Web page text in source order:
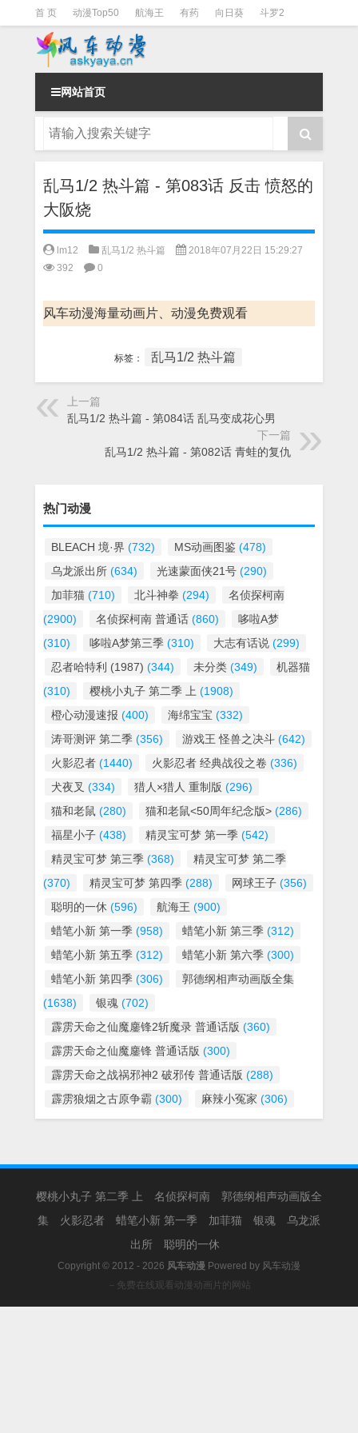
首 页 动漫Top50 航海王 有药 向日葵 斗罗2
斗罗3 火影 一拳超人
网站首页
乱马1/2 热斗篇 - 第083话 反击 愤怒的
大阪烧
lm12 乱马1/2 热斗篇
2018年07月22日 15:29:27
392
0
风车动漫海量动画片、动漫免费观看
标签： 乱马1/2 热斗篇
上一篇
乱马1/2 热斗篇 - 第084话 乱马变成花心男
下一篇
乱马1/2 热斗篇 - 第082话 青蛙的复仇
热门动漫
BLEACH 境·界 (732) MS动画图鉴 (478)
乌龙派出所 (634) 光速蒙面侠21号 (290)
加菲猫 (710) 北斗神拳 (294)
名侦探柯南
(2900)
名侦探柯南 普通话 (860)
哆啦A梦
(310)
哆啦A梦第三季 (310) 大志有话说 (299)
忍者哈特利 (1987) (344) 未分类 (349)
机器猫
(310)
樱桃小丸子 第二季 上 (1908)
橙心动漫速报 (400) 海绵宝宝 (332)
涛哥测评 第二季 (356) 游戏王 怪兽之决斗 (642)
火影忍者 (1440) 火影忍者 经典战役之卷 (336)
犬夜叉 (334) 猎人×猎人 重制版 (296)
猫和老鼠 (280) 猫和老鼠<50周年纪念版> (286)
福星小子 (438) 精灵宝可梦 第一季 (542)
精灵宝可梦 第三季 (368)
精灵宝可梦 第二季
(370)
精灵宝可梦 第四季 (288) 网球王子 (356)
聪明的一休 (596) 航海王 (900)
蜡笔小新 第一季 (958) 蜡笔小新 第三季 (312)
蜡笔小新 第五季 (312) 蜡笔小新 第六季 (300)
蜡笔小新 第四季 (306)
郭德纲相声动画版全集
(1638)
银魂 (702)
霹雳天命之仙魔鏖锋2斩魔录 普通话版 (360)
霹雳天命之仙魔鏖锋 普通话版 (300)
霹雳天命之战祸邪神2 破邪传 普通话版 (288)
霹雳狼烟之古原争霸 (300) 麻辣小冤家 (306)
樱桃小丸子 第二季 上 名侦探柯南
郭德纲相声动画版全
集
火影忍者 蜡笔小新 第一季 加菲猫 银魂
乌龙派
出所
聪明的一休
Copyright © 2012 - 2026 风车动漫 Powered by 风车动漫
－免费在线观看动漫动画片的网站